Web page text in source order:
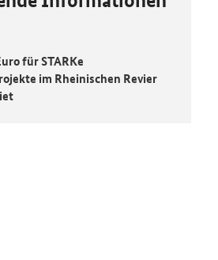
für STARKe
im Rheinischen Revier